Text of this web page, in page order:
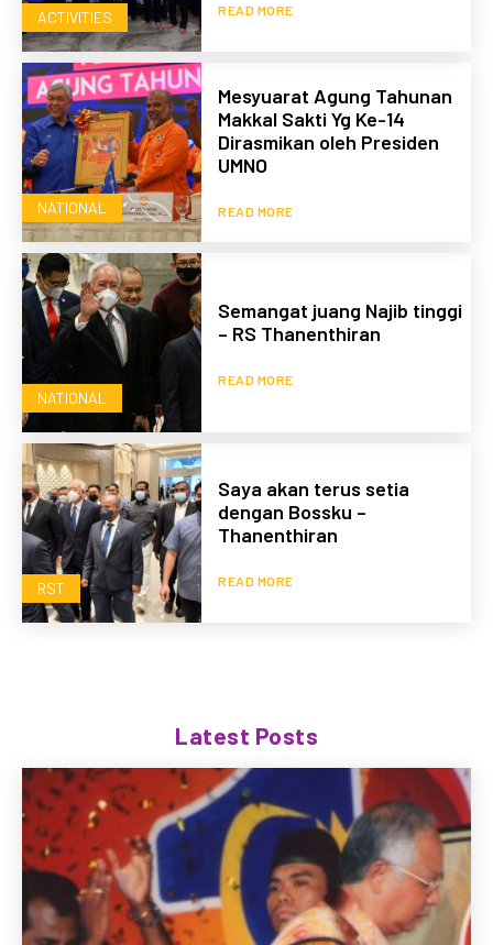
ACTIVITIES READ MORE
NATIONAL
Mesyuarat Agung Tahunan
Makkal Sakti Yg Ke-14
Dirasmikan oleh Presiden
UMNO
READ MORE
NATIONAL
Semangat juang Najib tinggi
– RS Thanenthiran
READ MORE
RST
Saya akan terus setia
dengan Bossku –
Thanenthiran
READ MORE
Latest Posts